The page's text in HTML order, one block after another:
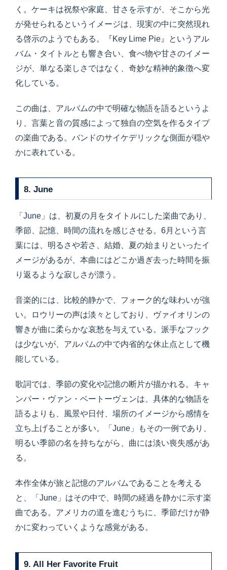
く。ケーキは祝祭や家庭、甘さを示すが、そこから光
が発せられるというイメージは、現実の中に突然現れ
る啓示のようでもある。『Key Lime Pie』というアル
バム・タイトルとも響き合い、食べ物や甘さのイメー
ジが、単なる楽しさではなく、奇妙な精神的象徴へ変
化している。
この曲は、アルバムの中で明確な物語を語るというよ
り、言葉と音の質感によって独自の空気を作るタイプ
の楽曲である。バンドのサイケデリックな側面が穏や
かに表れている。
8. June
「June」は、初夏の月をタイトルにした楽曲であり、
季節、記憶、時間の流れを感じさせる。6月という言
葉には、明るさや若さ、結婚、夏の始まりといったイ
メージがあるが、本曲にはどこか過ぎ去った時間を振
り返るような寂しさが漂う。
音楽的には、比較的静かで、フォーク的な味わいが強
い。ロウリーの声は淡々としており、ヴァイオリンの
響きが曲に柔らかな哀愁を与えている。派手なフック
は少ないが、アルバムの中で内省的な休止点として機
能している。
歌詞では、季節の変化や記憶の断片が描かれる。キャ
ンパー・ヴァン・ベートーヴェンは、具体的な物語を
語るよりも、風景や日付、場所のイメージから感情を
立ち上げることが多い。「June」もその一例であり、
明るい季節の名を持ちながら、曲には淡い喪失感があ
る。
本作全体が旅と記憶のアルバムであることを考える
と、「June」はその中で、時間の経過を静かに示す楽
曲である。アメリカの道を進むうちに、季節だけが静
かに変わっていくような感覚がある。
9. All Her Favorite Fruit